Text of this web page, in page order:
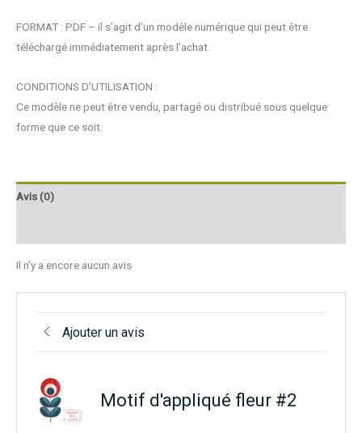
FORMAT : PDF – il s’agit d’un modèle numérique qui peut être
téléchargé immédiatement après l’achat.
CONDITIONS D’UTILISATION :
Ce modèle ne peut être vendu, partagé ou distribué sous quelque
forme que ce soit.
Avis (0)
Il n’y a encore aucun avis
Ajouter un avis
Motif d'appliqué fleur #2